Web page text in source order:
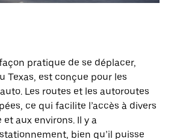
pratique de se déplacer,
Texas, est conçue pour les
Les routes et les autoroutes
ce qui facilite l’accès à divers
aux environs. Il y a
bien qu’il puisse